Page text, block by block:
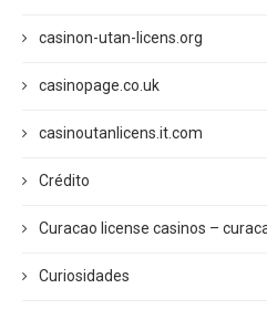
casinon-utan-licens.org
casinopage.co.uk
casinoutanlicens.it.com
Crédito
Curacao license casinos –
Curiosidades